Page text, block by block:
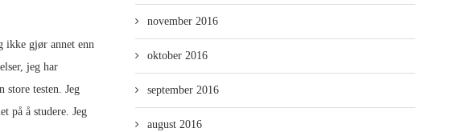
ikke gjør annet enn
jeg har
store testen. Jeg
på å studere. Jeg
november 2016
oktober 2016
september 2016
august 2016